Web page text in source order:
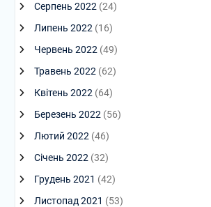
Серпень 2022 (24)
Липень 2022 (16)
Червень 2022 (49)
Травень 2022 (62)
Квітень 2022 (64)
Березень 2022 (56)
Лютий 2022 (46)
Січень 2022 (32)
Грудень 2021 (42)
Листопад 2021 (53)